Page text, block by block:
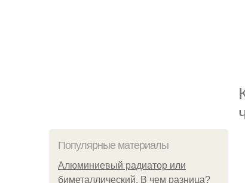
Популярные материалы
Алюминиевый радиатор или
биметаллический. В чем разница?